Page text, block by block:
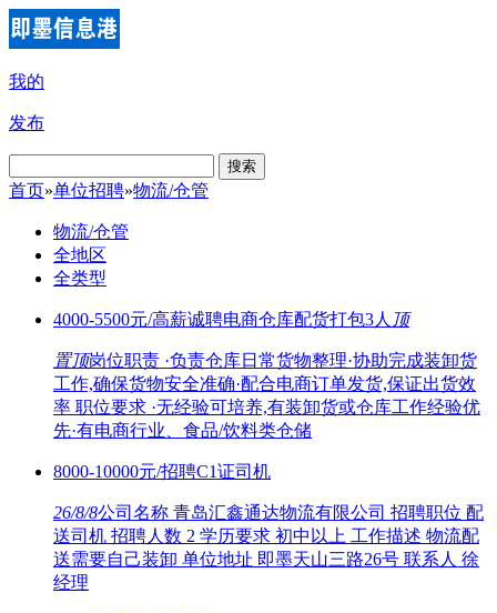
我的
发布
搜索
首页»单位招聘»物流/仓管
物流/仓管
全地区
全类型
4000-5500元/高薪诚聘电商仓库配货打包3人 顶
置顶岗位职责 ·负责仓库日常货物整理·协助完成装卸货
工作,确保货物安全准确·配合电商订单发货,保证出货效
率 职位要求 ·无经验可培养,有装卸货或仓库工作经验优
先·有电商行业、食品/饮料类仓储
8000-10000元/招聘C1证司机
26/8/8公司名称 青岛汇鑫通达物流有限公司 招聘职位 配
送司机 招聘人数 2 学历要求 初中以上 工作描述 物流配
送需要自己装卸 单位地址 即墨天山三路26号 联系人 徐
经理